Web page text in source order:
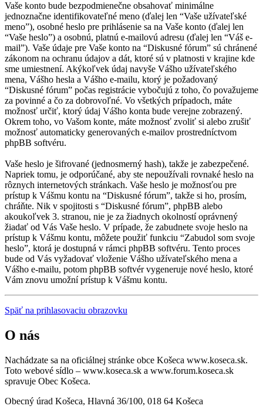
Vaše konto bude bezpodmienečne obsahovať minimálne
jednoznačne identifikovateľné meno (ďalej len “Vaše užívateľské
meno”), osobné heslo pre prihlásenie sa na Vaše konto (ďalej len
“Vaše heslo”) a osobnú, platnú e-mailovú adresu (ďalej len “Váš e-
mail”). Vaše údaje pre Vaše konto na “Diskusné fórum” sú chránené
zákonom na ochranu údajov a dát, ktoré sú v platnosti v krajine kde
sme umiestnení. Akýkoľvek údaj navyše Vášho užívateľského
mena, Vášho hesla a Vášho e-mailu, ktorý je požadovaný
“Diskusné fórum” počas registrácie vybočujú z toho, čo považujeme
za povinné a čo za dobrovoľné. Vo všetkých prípadoch, máte
možnosť určiť, ktorý údaj Vášho konta bude verejne zobrazený.
Okrem toho, vo Vašom konte, máte možnosť zvoliť si alebo zrušiť
možnosť automaticky generovaných e-mailov prostredníctvom
phpBB softvéru.
Vaše heslo je šifrované (jednosmerný hash), takže je zabezpečené.
Napriek tomu, je odporúčané, aby ste nepoužívali rovnaké heslo na
rôznych internetových stránkach. Vaše heslo je možnosťou pre
prístup k Vášmu kontu na “Diskusné fórum”, takže si ho, prosím,
chráňte. Nik v spojitosti s “Diskusné fórum”, phpBB alebo
akoukoľvek 3. stranou, nie je za žiadnych okolností oprávnený
žiadať od Vás Vaše heslo. V prípade, že zabudnete svoje heslo na
prístup k Vášmu kontu, môžete použiť funkciu “Zabudol som svoje
heslo”, ktorá je dostupná v rámci phpBB softvéru. Tento proces
bude od Vás vyžadovať vloženie Vášho užívateľského mena a
Vášho e-mailu, potom phpBB softvér vygeneruje nové heslo, ktoré
Vám znovu umožní prístup k Vášmu kontu.
Späť na prihlasovaciu obrazovku
O nás
Nachádzate sa na oficiálnej stránke obce Košeca www.koseca.sk.
Toto webové sídlo – www.koseca.sk a www.forum.koseca.sk
spravuje Obec Košeca.
Obecný úrad Košeca, Hlavná 36/100, 018 64 Košeca